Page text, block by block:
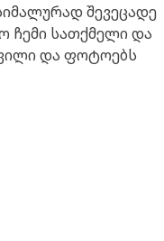
შევეცადე
სათქმელი და
და ფოტოებს